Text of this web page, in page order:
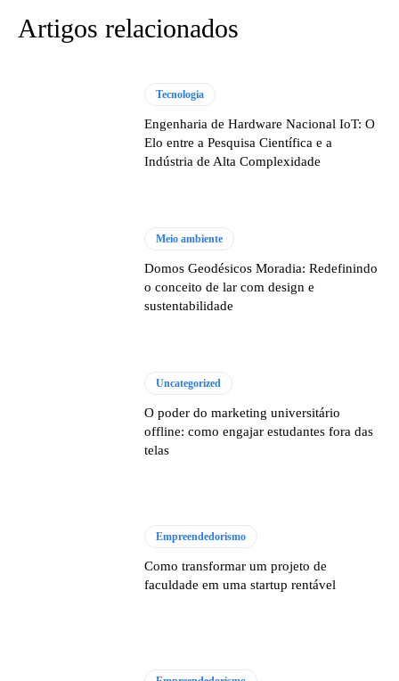
Artigos relacionados
Tecnologia
Engenharia de Hardware Nacional IoT: O
Elo entre a Pesquisa Científica e a
Indústria de Alta Complexidade
Meio ambiente
Domos Geodésicos Moradia: Redefinindo
o conceito de lar com design e
sustentabilidade
Uncategorized
O poder do marketing universitário
offline: como engajar estudantes fora das
telas
Empreendedorismo
Como transformar um projeto de
faculdade em uma startup rentável